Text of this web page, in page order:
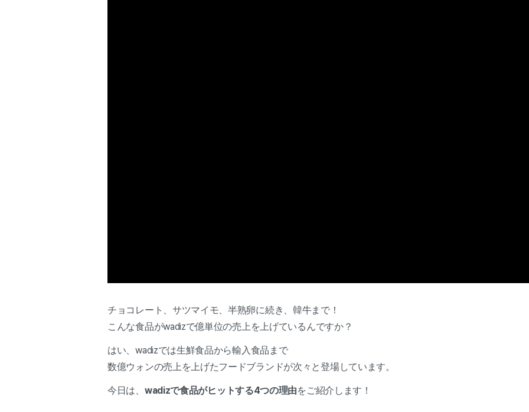
チョコレート、サツマイモ、半熟卵に続き、韓牛まで！
こんな食品がwadizで億単位の売上を上げているんですか？
はい、wadizでは生鮮食品から輸入食品まで
数億ウォンの売上を上げたフードブランドが次々と登場しています。
今日は、 wadizで食品がヒットする4つの理由をご紹介します！